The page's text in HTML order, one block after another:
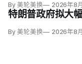
限陆地入侵仍属低概
兰、无人机进入罗马
By 美轮美换 2026年8
特朗普政府拟大
By 美轮美换 2026年8